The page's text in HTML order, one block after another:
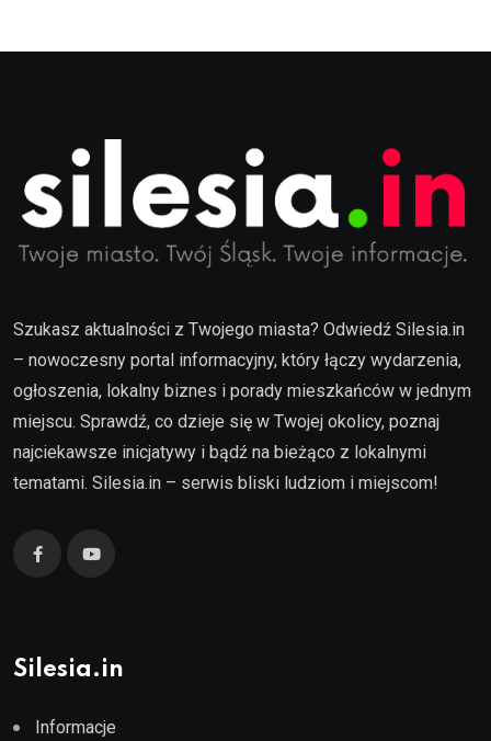
Szukasz aktualności z Twojego miasta? Odwiedź Silesia.in
– nowoczesny portal informacyjny, który łączy wydarzenia,
ogłoszenia, lokalny biznes i porady mieszkańców w jednym
miejscu. Sprawdź, co dzieje się w Twojej okolicy, poznaj
najciekawsze inicjatywy i bądź na bieżąco z lokalnymi
tematami. Silesia.in – serwis bliski ludziom i miejscom!
Silesia.in
Informacje